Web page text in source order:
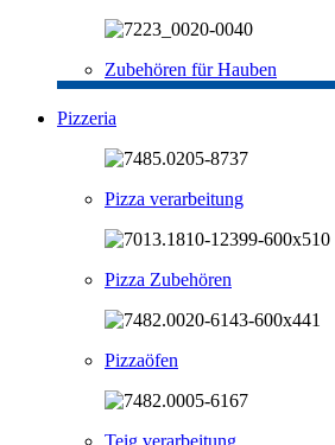
Zubehören für Hauben
Pizzeria
Pizza verarbeitung
Pizza Zubehören
Pizzaöfen
Teig verarbeitung